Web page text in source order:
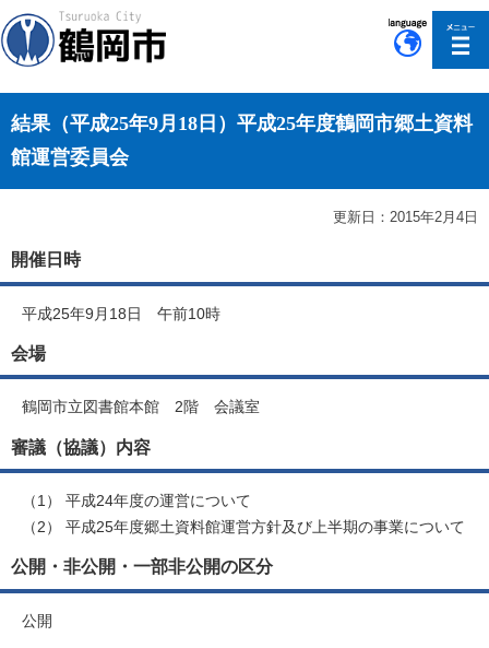
結果（平成25年9月18日）平成25年度鶴岡市郷土資料
館運営委員会
更新日：2015年2月4日
開催日時
平成25年9月18日 午前10時
会場
鶴岡市立図書館本館 2階 会議室
審議（協議）内容
（1） 平成24年度の運営について
（2） 平成25年度郷土資料館運営方針及び上半期の事業について
公開・非公開・一部非公開の区分
公開